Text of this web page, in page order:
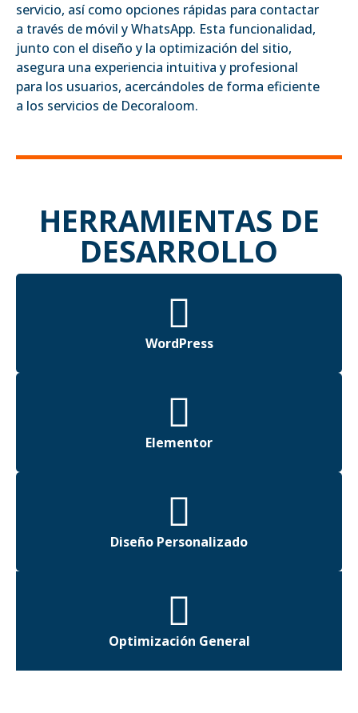
servicio, así como opciones rápidas para contactar
a través de móvil y WhatsApp. Esta funcionalidad,
junto con el diseño y la optimización del sitio,
asegura una experiencia intuitiva y profesional
para los usuarios, acercándoles de forma eficiente
a los servicios de Decoraloom.
HERRAMIENTAS DE
DESARROLLO
WordPress
Elementor
Diseño Personalizado
Optimización General